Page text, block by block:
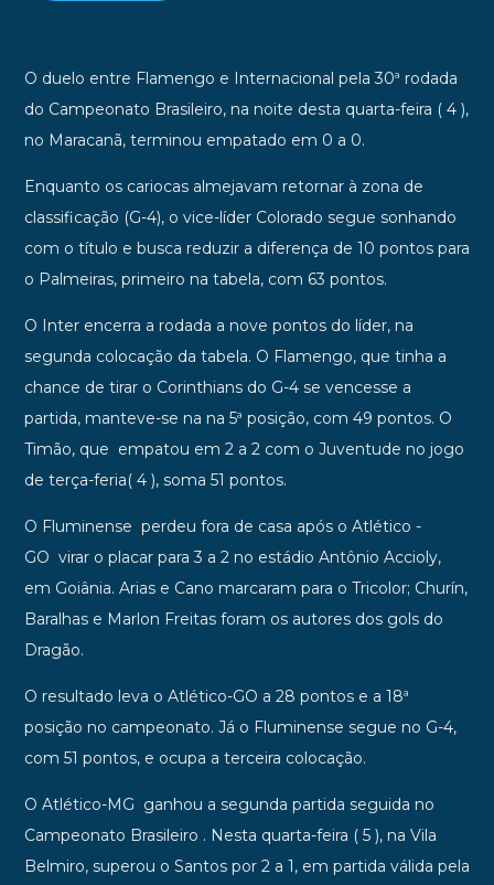
O duelo entre Flamengo e Internacional pela 30ª rodada
do Campeonato Brasileiro, na noite desta quarta-feira ( 4 ),
no Maracanã, terminou empatado em 0 a 0.
Enquanto os cariocas almejavam retornar à zona de
classificação (G-4), o vice-líder Colorado segue sonhando
com o título e busca reduzir a diferença de 10 pontos para
o Palmeiras, primeiro na tabela, com 63 pontos.
O Inter encerra a rodada a nove pontos do líder, na
segunda colocação da tabela. O Flamengo, que tinha a
chance de tirar o Corinthians do G-4 se vencesse a
partida, manteve-se na na 5ª posição, com 49 pontos. O
Timão, que empatou em 2 a 2 com o Juventude no jogo
de terça-feria( 4 ), soma 51 pontos.
O Fluminense perdeu fora de casa após o Atlético -
GO virar o placar para 3 a 2 no estádio Antônio Accioly,
em Goiânia. Arias e Cano marcaram para o Tricolor; Churín,
Baralhas e Marlon Freitas foram os autores dos gols do
Dragão.
O resultado leva o Atlético-GO a 28 pontos e a 18ª
posição no campeonato. Já o Fluminense segue no G-4,
com 51 pontos, e ocupa a terceira colocação.
O Atlético-MG ganhou a segunda partida seguida no
Campeonato Brasileiro . Nesta quarta-feira ( 5 ), na Vila
Belmiro, superou o Santos por 2 a 1, em partida válida pela